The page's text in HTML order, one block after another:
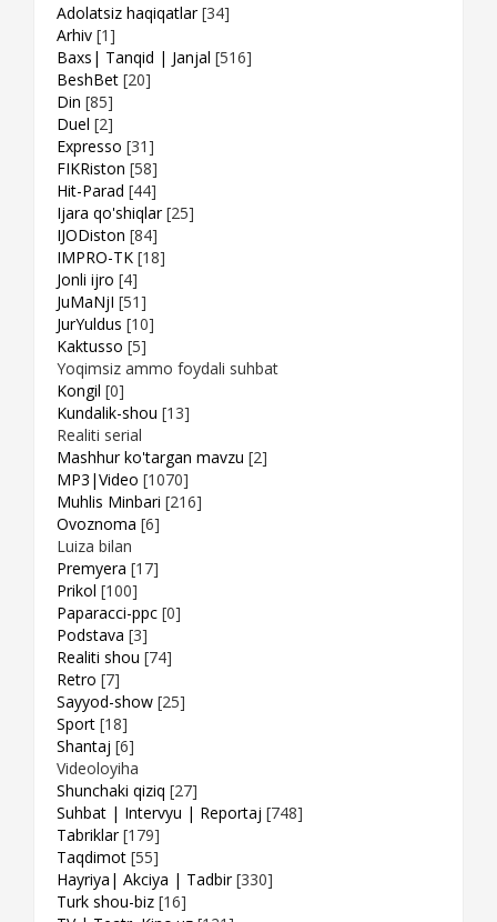
Adolatsiz haqiqatlar [34]
Arhiv [1]
Baxs| Tanqid | Janjal [516]
BeshBet [20]
Din [85]
Duel [2]
Expresso [31]
FIKRiston [58]
Hit-Parad [44]
Ijara qo'shiqlar [25]
IJODiston [84]
IMPRO-TK [18]
Jonli ijro [4]
JuMaNjI [51]
JurYuldus [10]
Kaktusso [5]
Yoqimsiz ammo foydali suhbat
Kongil [0]
Kundalik-shou [13]
Realiti serial
Mashhur ko'targan mavzu [2]
MP3|Video [1070]
Muhlis Minbari [216]
Ovoznoma [6]
Luiza bilan
Premyera [17]
Prikol [100]
Paparacci-ppc [0]
Podstava [3]
Realiti shou [74]
Retro [7]
Sayyod-show [25]
Sport [18]
Shantaj [6]
Videoloyiha
Shunchaki qiziq [27]
Suhbat | Intervyu | Reportaj [748]
Tabriklar [179]
Taqdimot [55]
Hayriya| Akciya | Tadbir [330]
Turk shou-biz [16]